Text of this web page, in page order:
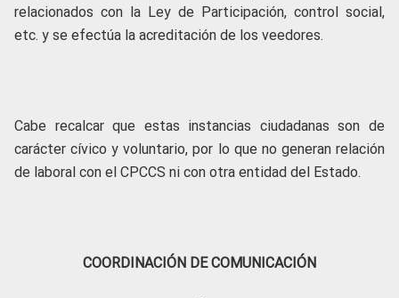
relacionados con la Ley de Participación, control social,
etc. y se efectúa la acreditación de los veedores.
Cabe recalcar que estas instancias ciudadanas son de
carácter cívico y voluntario, por lo que no generan relación
de laboral con el CPCCS ni con otra entidad del Estado.
COORDINACIÓN DE COMUNICACIÓN